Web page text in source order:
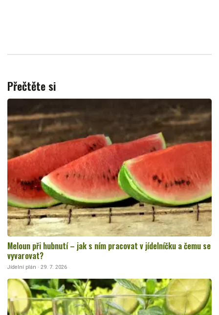
Přečtěte si
Meloun při hubnutí – jak s ním pracovat v jídelníčku a čemu se
vyvarovat?
Jídelní plán · 29. 7. 2026